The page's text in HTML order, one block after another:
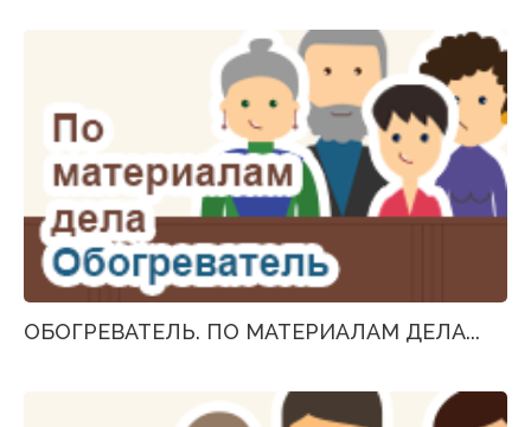
ОБОГРЕВАТЕЛЬ. ПО МАТЕРИАЛАМ ДЕЛА...